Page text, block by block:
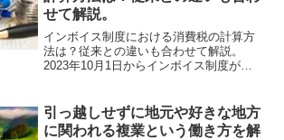
せて解説。
インボイス制度における消費税の計算方
法は？従来との違いも合わせて解説。
2023年10月1日からインボイス制度が適
されていますが、消費税の算出方法の考
え方も変わります。企...
引っ越しせずに地元や好きな地方
に関われる複業という働き方を解